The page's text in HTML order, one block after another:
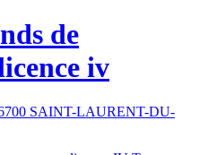
de
iv
SAINT-LAURENT-DU-